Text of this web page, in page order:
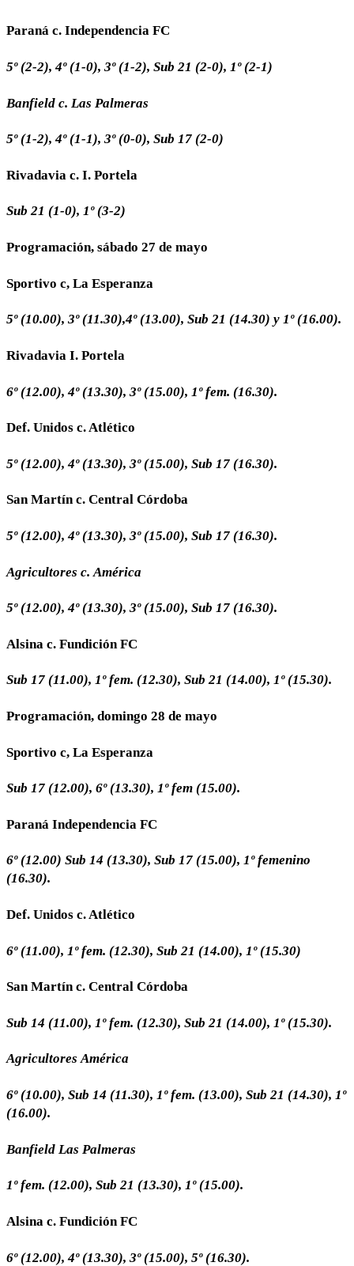
Paraná c. Independencia FC
5º (2-2), 4º(1-0), 3º (1-2), Sub 21 (2-0), 1º (2-1)
Banfield c. Las Palmeras
5º (1-2), 4º (1-1), 3º (0-0), Sub 17 (2-0)
Rivadavia c. I. Portela
Sub 21 (1-0), 1º (3-2)
Programación, sábado 27 de mayo
Sportivo c, La Esperanza
5º (10.00), 3º (11.30),4º (13.00), Sub 21 (14.30) y 1º (16.00).
Rivadavia I. Portela
6º (12.00), 4º (13.30), 3º (15.00), 1º fem. (16.30).
Def. Unidos c. Atlético
5º (12.00), 4º (13.30), 3º (15.00), Sub 17 (16.30).
San Martín c. Central Córdoba
5º (12.00), 4º (13.30), 3º (15.00), Sub 17 (16.30).
Agricultores c. América
5º (12.00), 4º (13.30), 3º (15.00), Sub 17 (16.30).
Alsina c. Fundición FC
Sub 17 (11.00), 1º fem. (12.30), Sub 21 (14.00), 1º (15.30).
Programación, domingo 28 de mayo
Sportivo c, La Esperanza
Sub 17 (12.00), 6º (13.30), 1º fem (15.00).
Paraná Independencia FC
6º (12.00) Sub 14 (13.30), Sub 17 (15.00), 1º femenino
(16.30).
Def. Unidos c. Atlético
6º (11.00), 1º fem. (12.30), Sub 21 (14.00), 1º (15.30)
San Martín c. Central Córdoba
Sub 14 (11.00), 1º fem. (12.30), Sub 21 (14.00), 1º (15.30).
Agricultores América
6º (10.00), Sub 14 (11.30), 1º fem. (13.00), Sub 21 (14.30), 1º
(16.00).
Banfield Las Palmeras
1º fem. (12.00), Sub 21 (13.30), 1º (15.00).
Alsina c. Fundición FC
6º (12.00), 4º (13.30), 3º (15.00), 5º (16.30).